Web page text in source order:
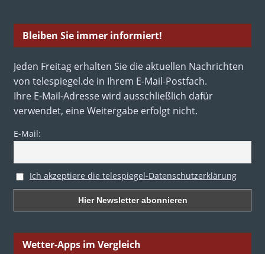
Bleiben Sie immer informiert!
Jeden Freitag erhalten Sie die aktuellen Nachrichten
von telespiegel.de in Ihrem E-Mail-Postfach.
Ihre E-Mail-Adresse wird ausschließlich dafür
verwendet, eine Weitergabe erfolgt nicht.
E-Mail:
Ich akzeptiere die telespiegel-Datenschutzerklärung
Wetter-Apps im Vergleich